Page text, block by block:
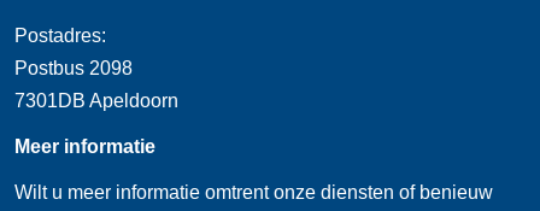
Postadres:
Postbus 2098
7301DB Apeldoorn
Meer informatie
Wilt u meer informatie omtrent onze diensten of benieuw